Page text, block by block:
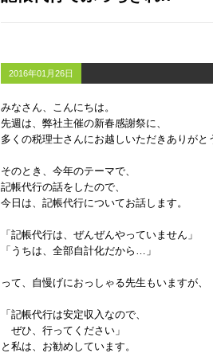
2016年01月26日
みなさん、こんにちは。
先週は、弊社主催の新春感謝祭に、
多くの税理士さんにお越しいただきありがと
そのとき、今年のテーマで、
記帳代行の話をしたので、
今日は、記帳代行についてお話します。
「記帳代行は、ぜんぜんやっていません」
「うちは、全部自計化だから…」
って、自慢げにおっしゃる先生もいますが、
「記帳代行は安定収入なので、
ぜひ、行ってください」
と私は、お勧めしています。